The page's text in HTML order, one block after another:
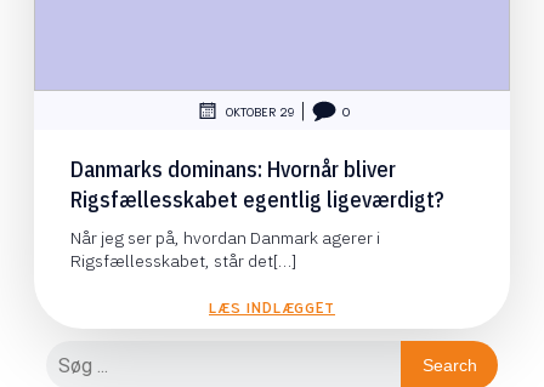
OKTOBER 29 0
Danmarks dominans: Hvornår bliver
Rigsfællesskabet egentlig ligeværdigt?
Når jeg ser på, hvordan Danmark agerer i
Rigsfællesskabet, står det[…]
LÆS INDLÆGGET
Search